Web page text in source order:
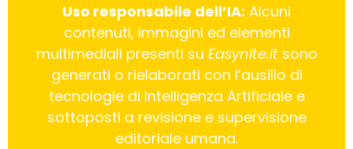
Uso responsabile dell’IA: Alcuni
contenuti, immagini ed elementi
multimediali presenti su Easynite.itsono
generati o rielaborati con l’ausilio di
tecnologie di Intelligenza Artificiale e
sottoposti a revisione e supervisione
editoriale umana.